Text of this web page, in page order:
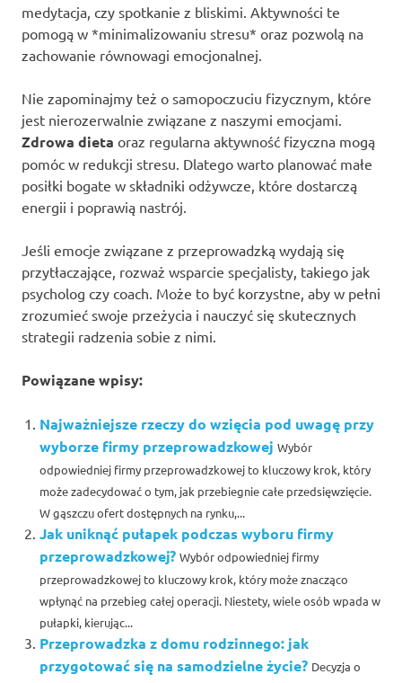
medytacja, czy spotkanie z bliskimi. Aktywności te
pomogą w *minimalizowaniu stresu* oraz pozwolą na
zachowanie równowagi emocjonalnej.
Nie zapominajmy też o samopoczuciu fizycznym, które
jest nierozerwalnie związane z naszymi emocjami.
Zdrowa dieta oraz regularna aktywność fizyczna mogą
pomóc w redukcji stresu. Dlatego warto planować małe
posiłki bogate w składniki odżywcze, które dostarczą
energii i poprawią nastrój.
Jeśli emocje związane z przeprowadzką wydają się
przytłaczające, rozważ wsparcie specjalisty, takiego jak
psycholog czy coach. Może to być korzystne, aby w pełni
zrozumieć swoje przeżycia i nauczyć się skutecznych
strategii radzenia sobie z nimi.
Powiązane wpisy:
Najważniejsze rzeczy do wzięcia pod uwagę przy
wyborze firmy przeprowadzkowej Wybór
odpowiedniej firmy przeprowadzkowej to kluczowy krok, który
może zadecydować o tym, jak przebiegnie całe przedsięwzięcie.
W gąszczu ofert dostępnych na rynku,...
Jak uniknąć pułapek podczas wyboru firmy
przeprowadzkowej? Wybór odpowiedniej firmy
przeprowadzkowej to kluczowy krok, który może znacząco
wpłynąć na przebieg całej operacji. Niestety, wiele osób wpada w
pułapki, kierując...
Przeprowadzka z domu rodzinnego: jak
przygotować się na samodzielne życie? Decyzja o